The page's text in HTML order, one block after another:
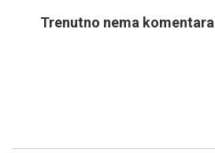
Trenutno nema